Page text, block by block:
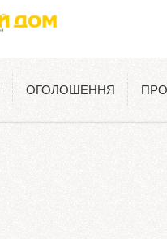
ОГОЛОШЕННЯ